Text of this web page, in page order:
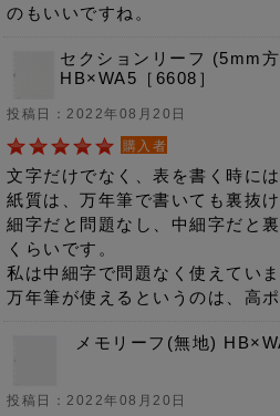
のもいいですね。
セクションリーフ (5mm
HB×WA5［6608］
投稿日：2022年08月20日
購入者
文字だけでなく、表を書く時に
紙質は、万年筆で書いても裏抜
細字だと問題なし、中細字だと
くらいです。
私は中細字で問題なく使えていま
万年筆が使えるというのは、高ポ
メモリーフ(無地)
投稿日：2022年08月20日